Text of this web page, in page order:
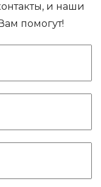
и наши
помогут!